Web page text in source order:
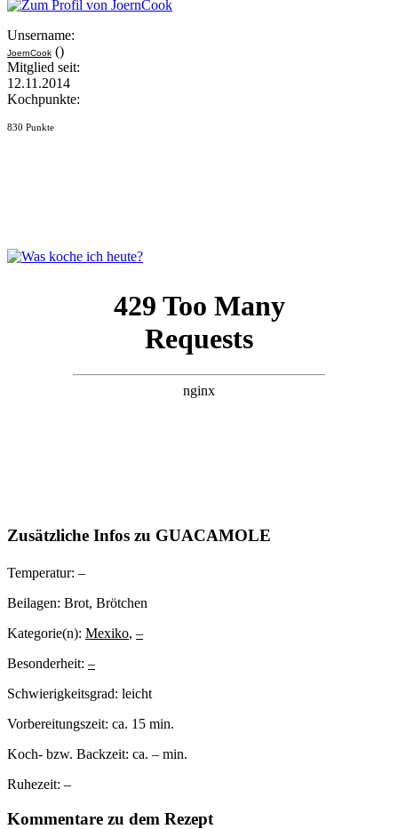
Unsername:
JoernCook ()
Mitglied seit:
12.11.2014
Kochpunkte:
830 Punkte
Zusätzliche Infos zu GUACAMOLE
Temperatur: –
Beilagen: Brot, Brötchen
Kategorie(n): Mexiko, –
Besonderheit: –
Schwierigkeitsgrad: leicht
Vorbereitungszeit: ca. 15 min.
Koch- bzw. Backzeit: ca. – min.
Ruhezeit: –
Kommentare zu dem Rezept